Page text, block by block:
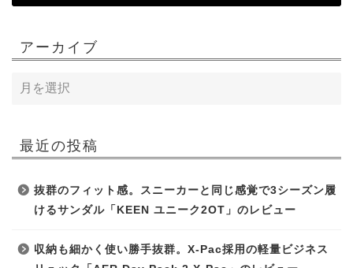
アーカイブ
最近の投稿
抜群のフィット感。スニーカーと同じ感覚で3シーズン履
けるサンダル「KEEN ユニーク2OT」のレビュー
収納も細かく使い勝手抜群。X-Pac採用の軽量ビジネス